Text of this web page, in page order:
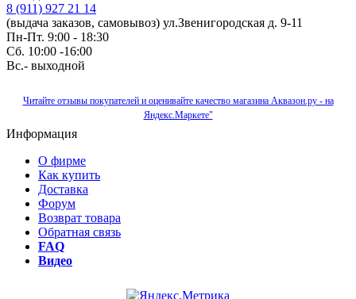
8 (911) 927 21 14
(выдача заказов, самовывоз) ул.Звенигородская д. 9-11
Пн-Пт. 9:00 - 18:30
Сб. 10:00 -16:00
Вс.- выходной
Читайте отзывы покупателей и оценивайте качество магазина Аквазон.ру - на
Яндекс.Маркете"
Информация
О фирме
Как купить
Доставка
Форум
Возврат товара
Обратная связь
FAQ
Видео